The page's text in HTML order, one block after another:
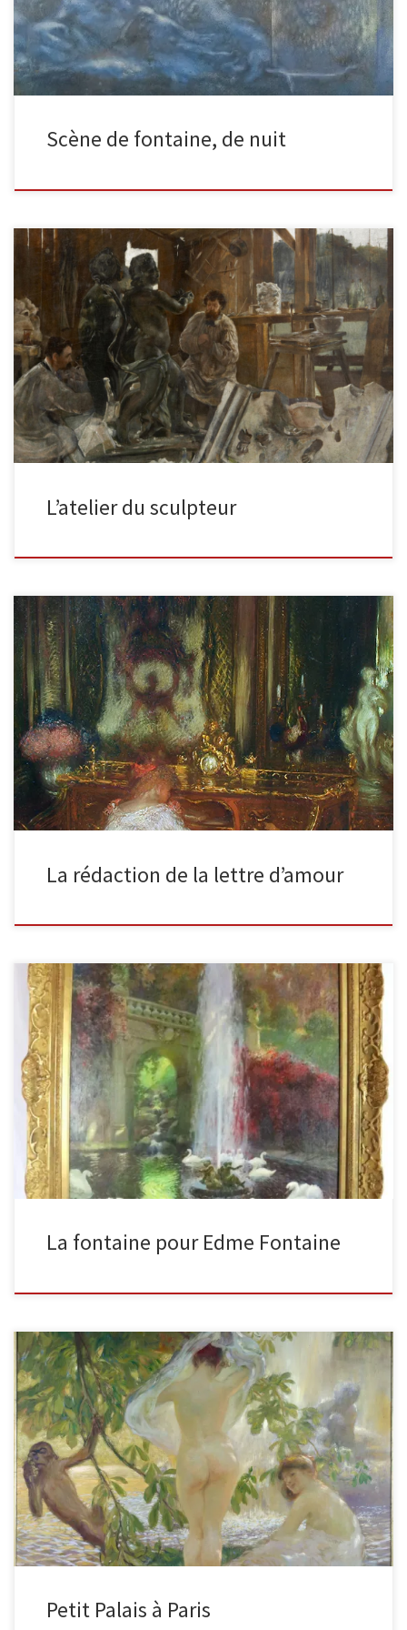
Scène de fontaine, de nuit
L’atelier du sculpteur Huile sur toile / Signée en bas à
droiteDimensions : 60 x 73 cm Il y a […]
L’atelier du sculpteur
La rédaction de la lettre d’amour Huile sur panneau, 77.5 x 55.9
cm, signée. Cette jeune fille en chemise de […]
La rédaction de la lettre d’amour
La fontaine huile sur toile, 80 x 100 cm Signée en bas à gauche G
La Touche, « E Fontaine » en […]
La fontaine pour Edme Fontaine
Le gué Peinture sur toileHauteur : 3 m, Largeur : 3.51 m Panneau
décoratif exécuté pour le vestibule de l’appartement […]
Petit Palais à Paris